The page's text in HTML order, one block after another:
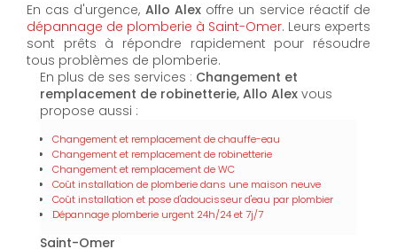
En cas d'urgence, Allo Alexoffre un service réactif de
dépannage de plomberie à Saint-Omer. Leurs experts
sont prêts à répondre rapidement pour résoudre
tous problèmes de plomberie.
En plus de ses services : Changement et
remplacement de robinetterie, Allo Alex vous
propose aussi :
Changement et remplacement de chauffe-eau
Changement et remplacement de robinetterie
Changement et remplacement de WC
Coût installation de plomberie dans une maison neuve
Coût installation et pose d'adoucisseur d'eau par plombier
Dépannage plomberie urgent 24h/24 et 7j/7
Saint-Omer